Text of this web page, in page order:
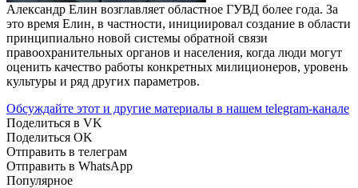
Александр Елин возглавляет областное ГУВД более года. За
это время Елин, в частности, инициировал создание в области
принципиально новой системы обратной связи
правоохранительных органов и населения, когда люди могут
оценить качество работы конкретных милиционеров, уровень
культуры и ряд других параметров.
Обсуждайте этот и другие материалы в нашем telegram-канале
Поделиться в VK
Поделиться OK
Отправить в телеграм
Отправить в WhatsApp
Популярное